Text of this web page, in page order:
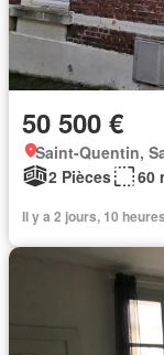
50 500 €
Saint-Quentin,
2 Pièces
60
Il y a 2 jours, 10